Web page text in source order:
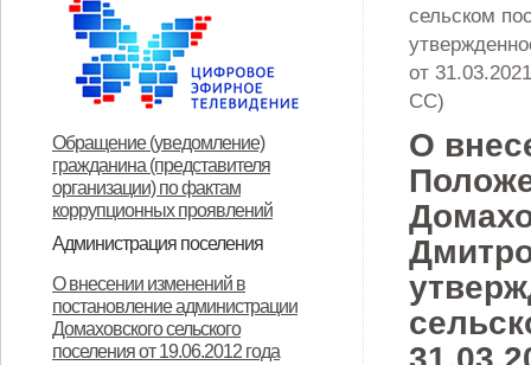
Обращение (уведомление)
гражданина (представителя
организации) по фактам
коррупционных проявлений
Администрация поселения
Структура и прием граждан
О внесении изменений в
постановление администрации
Домаховского сельского
поселения от 19.06.2012 года
сельском
от
СС)
О